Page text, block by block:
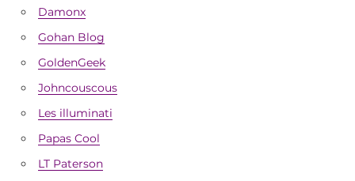
Damonx
Gohan Blog
GoldenGeek
Johncouscous
Les illuminati
Papas Cool
LT Paterson